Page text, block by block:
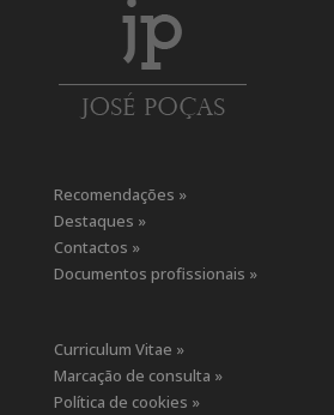
Recomendações »
Destaques »
Contactos »
Documentos profissionais »
Curriculum Vitae »
Marcação de consulta »
Política de cookies »